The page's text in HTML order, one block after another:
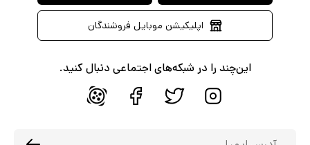
اپلیکیشن موبایل فروشندگان
این‌چند را در شبکه‌های اجتماعی دنبال کنید.